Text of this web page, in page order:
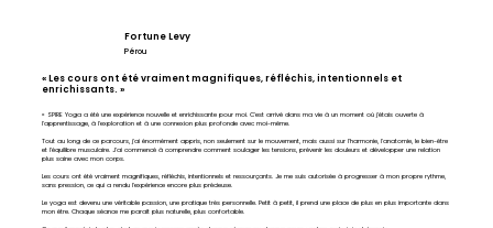
Fortune Levy
Pérou
« Les cours ont été vraiment magnifiques, réfléchis, intentionnels et
enrichissants. »
« SPIRE Yoga a été une expérience nouvelle et enrichissante pour moi. C'est arrivé dans ma vie à un moment où j'étais ouverte à
l'apprentissage, à l'exploration et à une connexion plus profonde avec moi-même.
Tout au long de ce parcours, j'ai énormément appris, non seulement sur le mouvement, mais aussi sur l'harmonie, l'anatomie, le bien-être
et l'équilibre musculaire. J'ai commencé à comprendre comment soulager les tensions, prévenir les douleurs et développer une relation
plus saine avec mon corps.
Les cours ont été vraiment magnifiques, réfléchis, intentionnels et ressourçants. Je me suis autorisée à progresser à mon propre rythme,
sans pression, ce qui a rendu l'expérience encore plus précieuse.
Le yoga est devenu une véritable passion, une pratique très personnelle. Petit à petit, il prend une place de plus en plus importante dans
mon être. Chaque séance me paraît plus naturelle, plus confortable.